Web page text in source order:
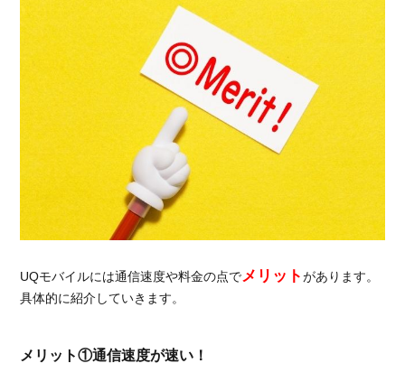
UQモバイルには通信速度や料金の点でメリットがあります。
具体的に紹介していきます。
メリット①通信速度が速い！